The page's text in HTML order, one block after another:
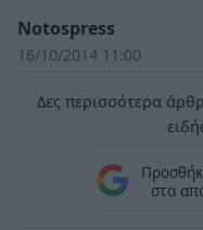
Notospress
16/10/2014 11:00
Δες περισσότερα
στα